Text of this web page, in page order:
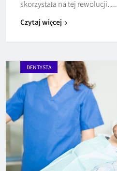
skorzystała na tej rewolucji….
Czytaj więcej
DENTYSTA